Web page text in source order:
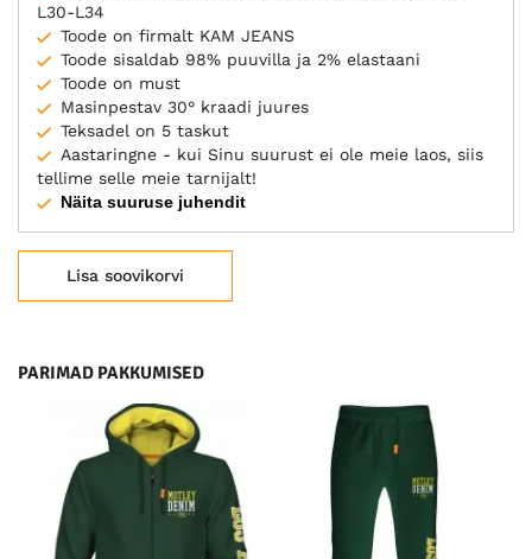
L30-L34
Toode on firmalt KAM JEANS
Toode sisaldab 98% puuvilla ja 2% elastaani
Toode on must
Masinpestav 30° kraadi juures
Teksadel on 5 taskut
Aastaringne - kui Sinu suurust ei ole meie laos, siis
tellime selle meie tarnijalt!
Näita suuruse juhendit
Lisa soovikorvi
PARIMAD PAKKUMISED